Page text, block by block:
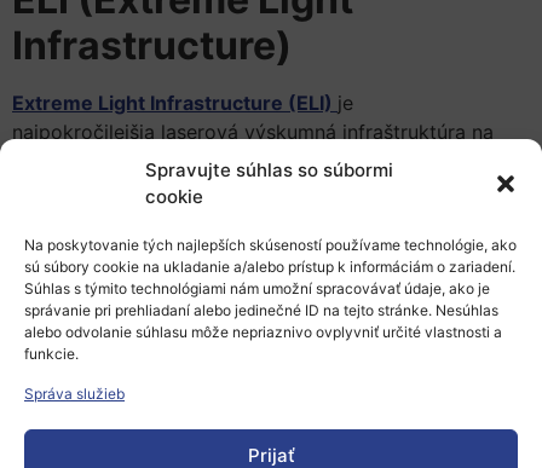
Spravujte súhlas so súbormi
cookie
Na poskytovanie tých najlepších skúseností používame technológie, ako
sú súbory cookie na ukladanie a/alebo prístup k informáciám o zariadení.
Súhlas s týmito technológiami nám umožní spracovávať údaje, ako je
správanie pri prehliadaní alebo jedinečné ID na tejto stránke. Nesúhlas
alebo odvolanie súhlasu môže nepriaznivo ovplyvniť určité vlastnosti a
funkcie.
Správa služieb
Prijať
Infrastructure)
Extreme Light Infrastructure (ELI) je
najpokročilejšia laserová výskumná infraštruktúra na
svete. Zariadenia ELI poskytujú prístup k širokej škále
špičkových laserových systémov a sekundárnych
frekvenciou. To umožňuje špičkový výskum vo
fyzikálnych, chemických, lekárskych a materiálových
vedách. Pokročilá infraštruktúra umožňuje prielom
v technologických inováciách.
Aktuálna výzva pre
výskumníkov